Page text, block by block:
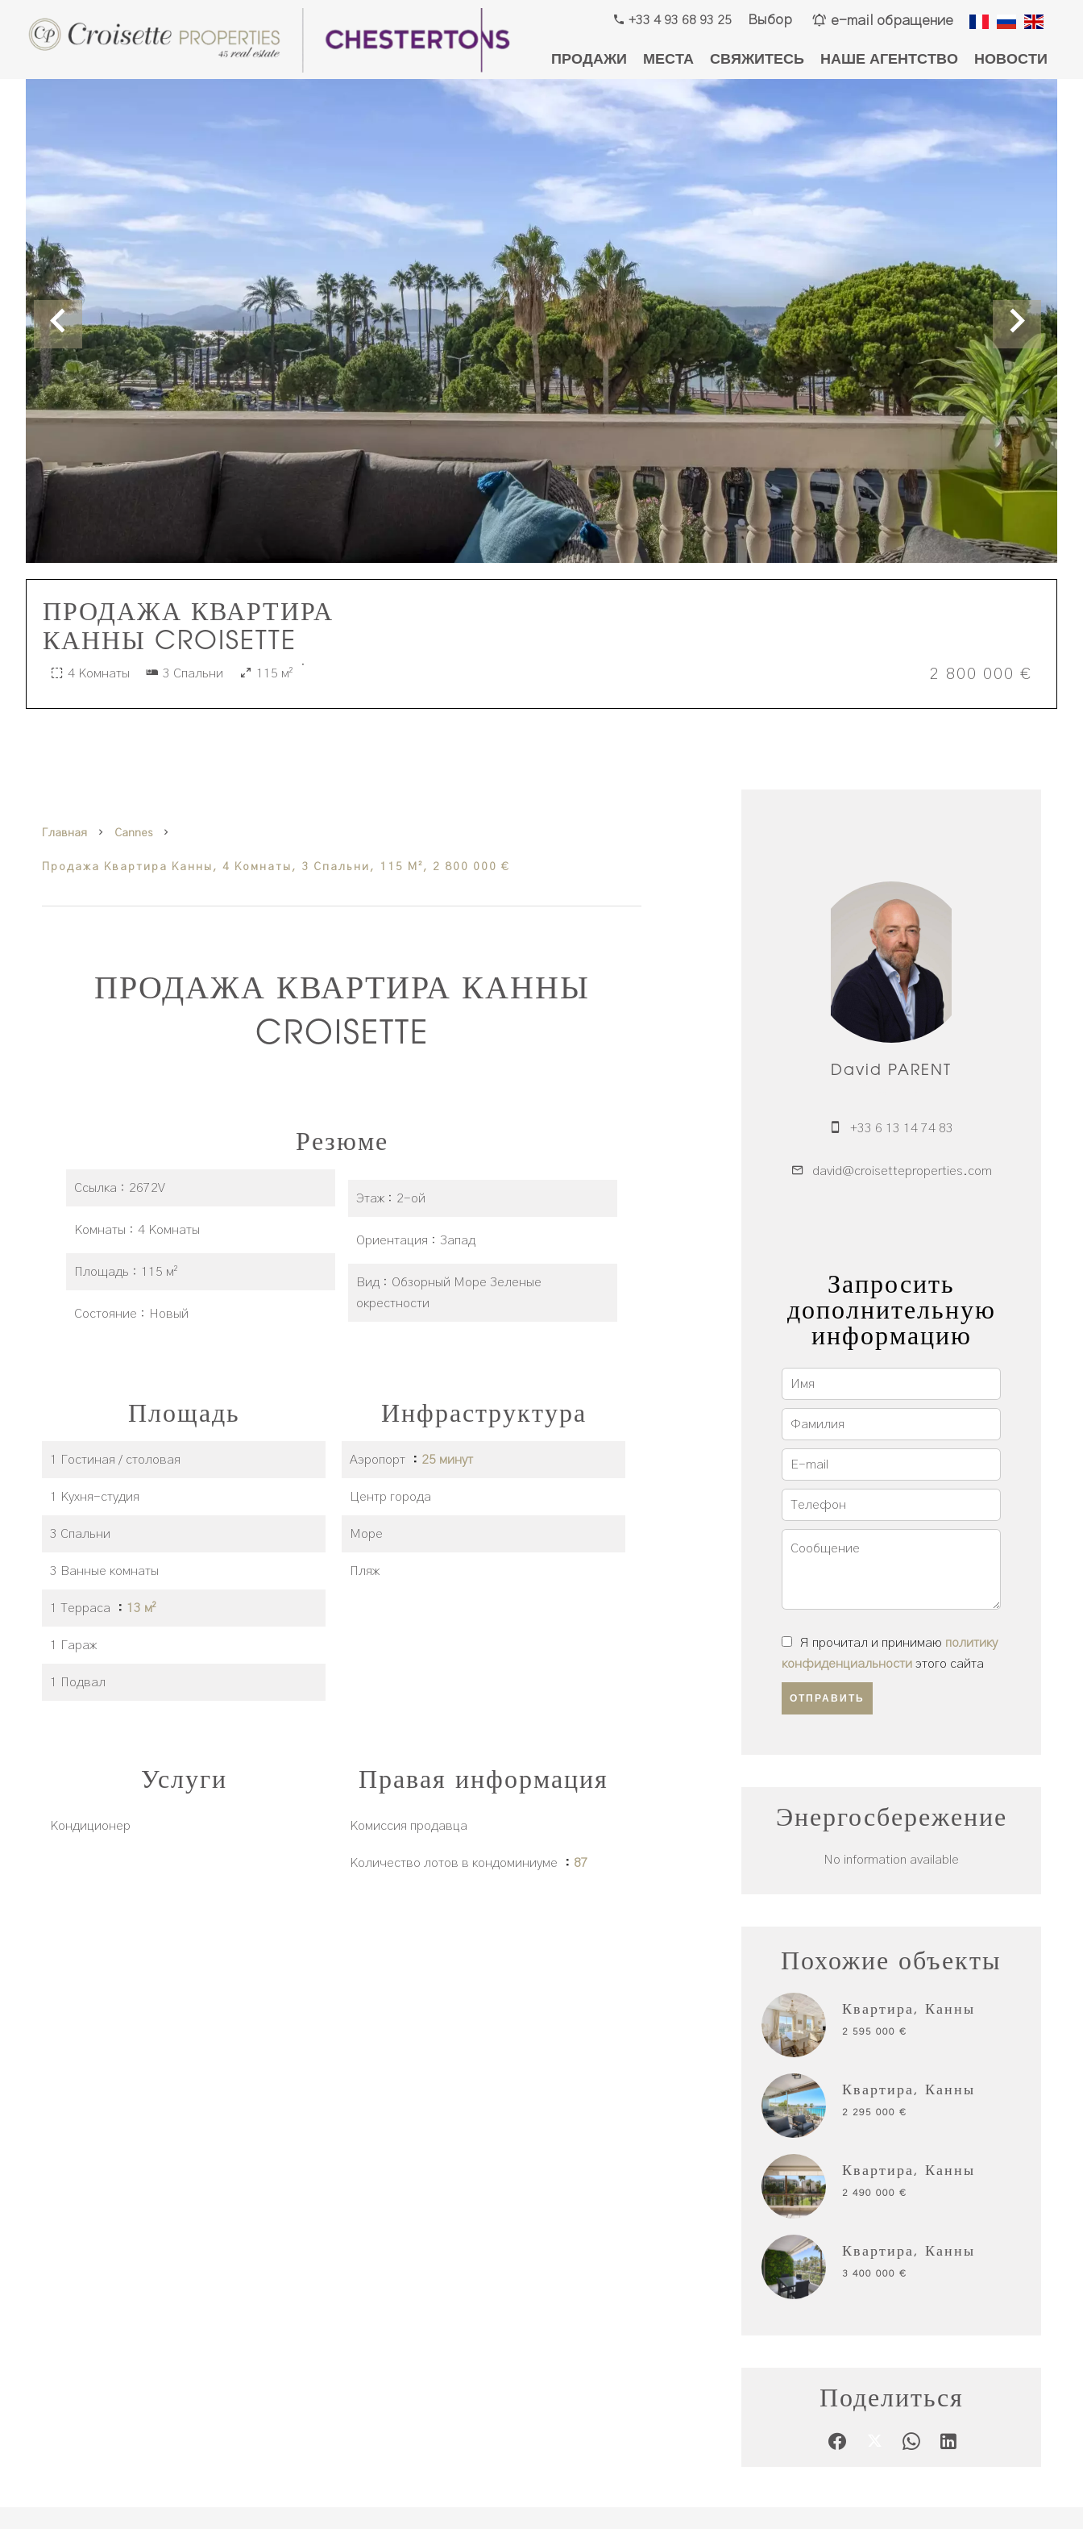
+33 4 93 68 93 25 Выбор e-mail обращение
ПРОДАЖИ МЕСТА СВЯЖИТЕСЬ НАШЕ АГЕНТСТВО НОВОСТИ
ПРОДАЖА КВАРТИРА
КАННЫ CROISETTE
4 Комнаты 3 Спальни 115 м² 2 800 000 €
·
Главная Cannes
Продажа Квартира Канны, 4 Комнаты, 3 Спальни, 115 М², 2 800 000 €
ПРОДАЖА КВАРТИРА КАННЫ
CROISETTE
Резюме
Ссылка 2672V
Комнаты 4 Комнаты
Площадь 115 м²
Состояние Новый
Этаж 2-ой
Ориентация Запад
Вид
Обзорный Море Зеленые
окрестности
Площадь
1 Гостиная / столовая
1 Кухня-студия
3 Спальни
3 Ванные комнаты
1 Терраса 13 м²
1 Гараж
1 Подвал
Инфраструктура
Аэропорт 25 минут
Центр города
Море
Пляж
Услуги
Кондиционер
Правая информация
Комиссия продавца
Количество лотов в кондоминиуме 87
David PARENT
+33 6 13 14 74 83
david@croisetteproperties.com
Запросить
дополнительную
информацию
Я прочитал и принимаю политику
конфиденциальности этого сайта
ОТПРАВИТЬ
Энергосбережение
No information available
Похожие объекты
Квартира, Канны
2 595 000 €
Квартира, Канны
2 295 000 €
Квартира, Канны
2 490 000 €
Квартира, Канны
3 400 000 €
Поделиться